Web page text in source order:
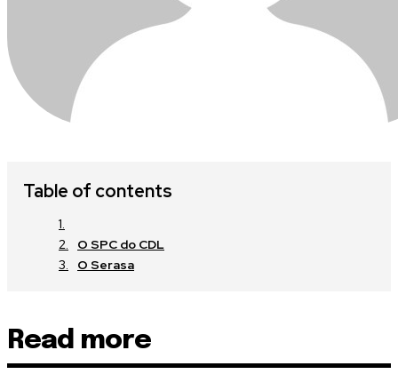
Table of contents
O SPC do CDL
O Serasa
Read more